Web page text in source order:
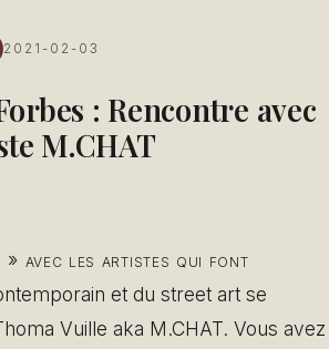
2021-02-03
: Rencontre avec
M.CHAT
» avec les artistes qui font
et du street art se
Vuille aka M.CHAT. Vous avez